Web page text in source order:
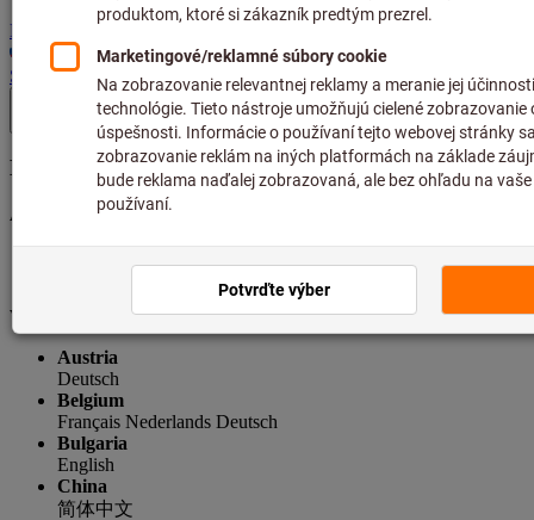
Priamy nákup
SK sk)
Krajina a jazyk
Aktuálny výber
Vyberte krajinu
Austria
Deutsch
Belgium
Français Nederlands Deutsch
Bulgaria
English
China
简体中文